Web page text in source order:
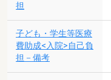
担
子ども・学生等医療
費助成<入院>自己負
担－備考